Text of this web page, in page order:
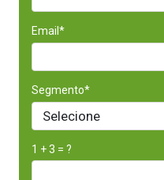
Email*
Segmento*
1 + 3 = ?